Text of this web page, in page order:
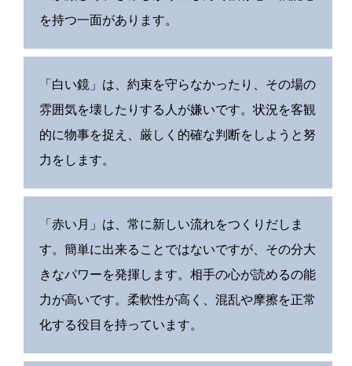
を持つ一面があります。
「白い鏡」は、約束を守らなかったり、その場の
雰囲気を壊したりする人が嫌いです。状況を客観
的に物事を捉え、厳しく的確な判断をしようと努
力をします。
「赤い月」は、常に新しい流れをつくりだしま
す。簡単に出来ることではないですが、その分大
きなパワーを発揮します。相手の心が読めるの能
力が高いです。柔軟性が高く、混乱や摩擦を正常
化する役目を持っています。